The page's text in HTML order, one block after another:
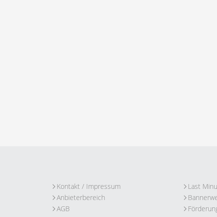
Kontakt / Impressum
Anbieterbereich
AGB
Last